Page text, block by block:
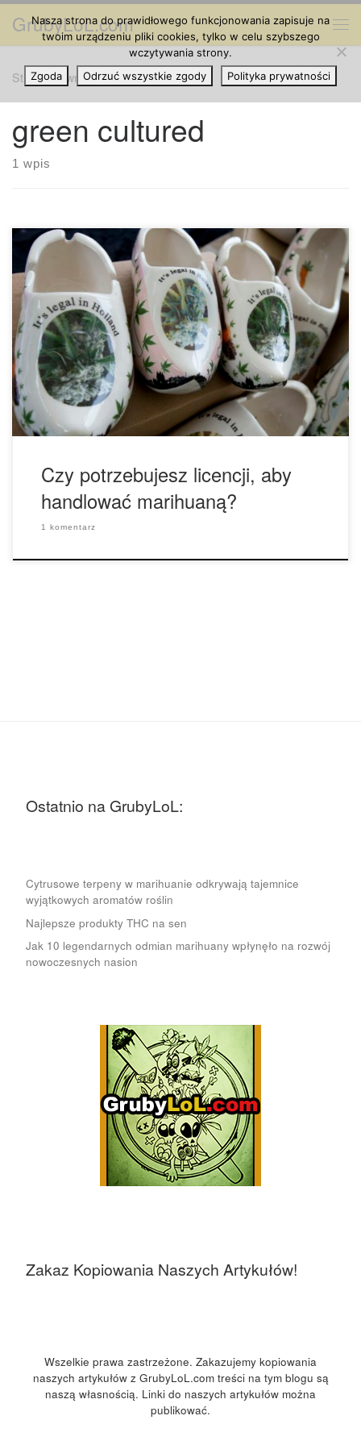
Przejdź do treści
GrubyLoL.com
Strona główna » green cultured
green cultured
1 wpis
Mimo, że istnieją programy szkoleniowe dla osób
pracujących w sprzedaży, nie ma jeszcze krajowych
standardów licencjonowania. Jeśli kiedykolwiek
zastanawiałeś się, czy potrzebujesz certyfikatu lub licencji,
aby zostać sprzedawcą marihuany, powinieneś wiedzieć, ze
krótka odpowiedź (przynajmniej na razie) brzmi nie. Nie
istnieją jeszcze krajowe standardy licencjonowania dla
sprzedawców marihuany, ponieważ nielegalny […]
Czy potrzebujesz licencji, aby
handlować marihuaną?
1 komentarz
Ostatnio na GrubyLoL:
Cytrusowe terpeny w marihuanie odkrywają tajemnice
wyjątkowych aromatów roślin
Najlepsze produkty THC na sen
Jak 10 legendarnych odmian marihuany wpłynęło na rozwój
nowoczesnych nasion
Zakaz Kopiowania Naszych Artykułów!
Wszelkie prawa zastrzeżone. Zakazujemy kopiowania
naszych artykułów z GrubyLoL.com treści na tym blogu są
naszą własnością. Linki do naszych artykułów można
publikować.
Nasza strona do prawidłowego funkcjonowania zapisuje na
twoim urządzeniu pliki cookies, tylko w celu szybszego
wczytywania strony.
Zgoda
Odrzuć wszystkie zgody Polityka prywatności